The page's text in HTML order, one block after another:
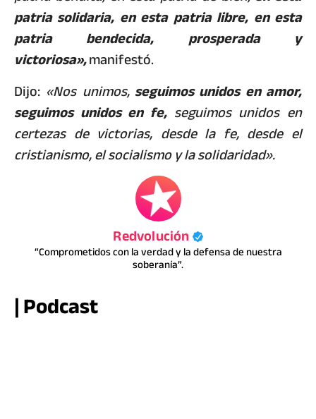
patria solidaria, en esta patria libre, en esta
patria bendecida, prosperada y
victoriosa»,manifestó.
Dijo: «Nos unimos,seguimos unidos en amor,
seguimos unidos en fe, seguimos unidos en
certezas de victorias, desde la fe, desde el
cristianismo, el socialismo y la solidaridad».
Redvolución
“Comprometidos con la verdad y la defensa de nuestra
soberanía”.
| Podcast